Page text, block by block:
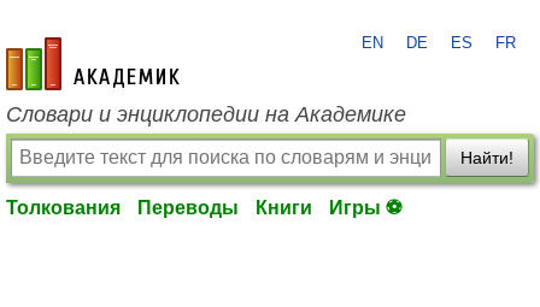
academic.ru
EN DE ES FR
Словари и энциклопедии на Академике
Найти!
Толкования Переводы Книги Игры ⚽